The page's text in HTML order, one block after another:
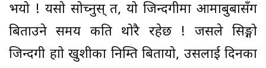
भयो ! यसो सोच्नुस् त, यो जिन्दगीमा आमाबुबासँग
बिताउने समय कति थोरै रहेछ ! जसले सिङ्गो
जिन्दगी हाम्रो खुशीका निम्ति बितायो, उसलाई दिनका